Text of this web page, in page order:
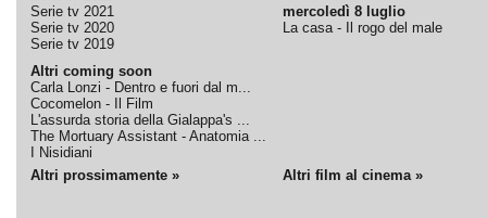
Serie tv 2021
Serie tv 2020
Serie tv 2019
Altri coming soon
Carla Lonzi - Dentro e fuori dal m...
Cocomelon - Il Film
L'assurda storia della Gialappa's ...
The Mortuary Assistant - Anatomia ...
I Nisidiani
mercoledì 8 luglio
La casa - Il rogo del male
Altri prossimamente » Altri film al cinema »